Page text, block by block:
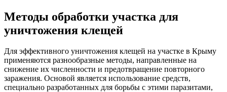
Методы обработки участка для
уничтожения клещей
Для эффективного уничтожения клещей на участке в Крыму
применяются разнообразные методы, направленные на
снижение их численности и предотвращение повторного
заражения. Основой является использование средств,
специально разработанных для борьбы с этими паразитами,